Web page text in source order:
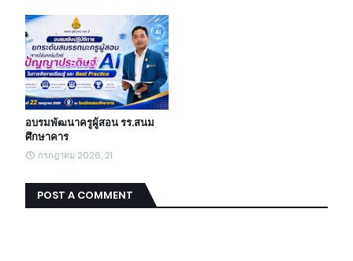
อบรมพัฒนาครูผู้สอน รร.สนม
ศึกษาคาร
กรกฎาคม 2026, 21
POST A COMMENT